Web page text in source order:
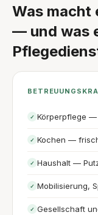
Was macht
— und was
✓ Körperpflege —
✓ Kochen —
✓ Haushalt —
✓ Mobilisierung,
✓ Gesellschaft